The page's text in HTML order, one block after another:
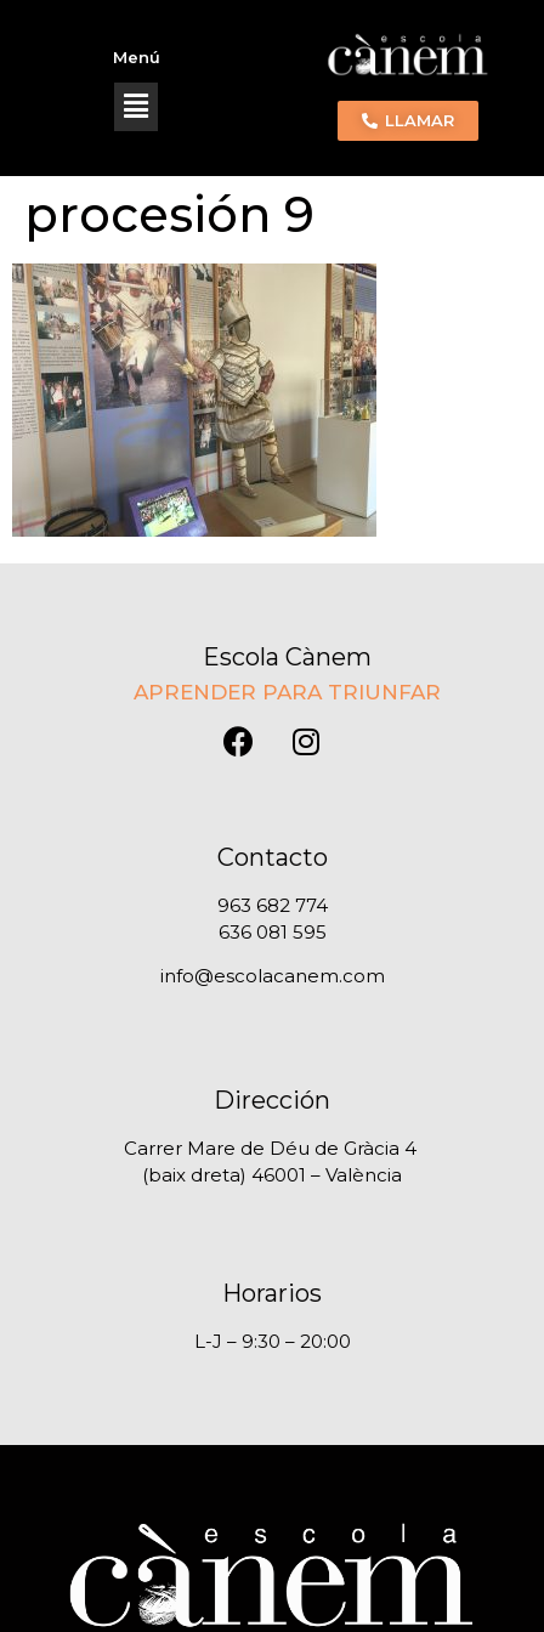
Menú
LLAMAR
procesión 9
Escola Cànem
APRENDER PARA TRIUNFAR
Contacto
963 682 774
636 081 595
info@escolacanem.com
Dirección
Carrer Mare de Déu de Gràcia 4
(baix dreta) 46001 – València
Horarios
L-J – 9:30 – 20:00